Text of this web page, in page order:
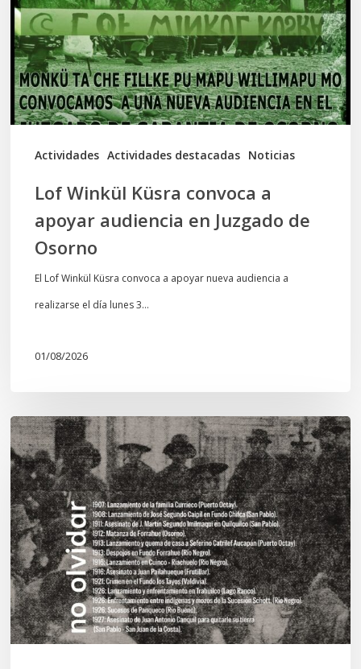
Actividades Actividades destacadas Noticias
a
apoyar
audiencia
en
Juzgado
Lof Winkül Küsra convoca a
apoyar audiencia en Juzgado de
Osorno
El Lof Winkül Küsra convoca a apoyar nueva audiencia a
realizarse el día lunes 3…
01/08/2026
Chawrakawin:
Palimpsesto
explora
a
través
del
arte
las
tensiones